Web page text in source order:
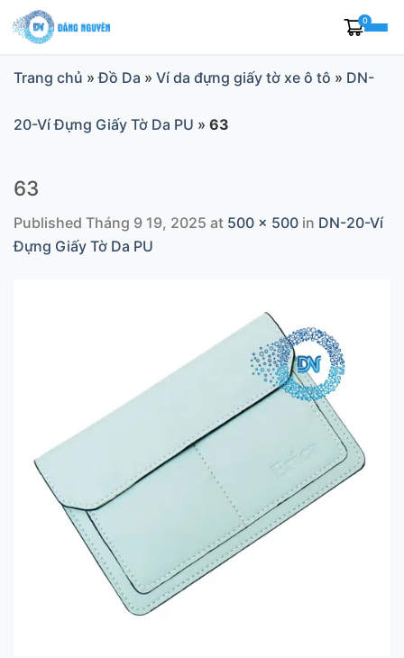
Skip
to
0
Trang chủ »Đồ Da » Ví da đựng giấy tờ xe ô tô » DN-
20-Ví Đựng Giấy Tờ Da PU » 63
63
Published Tháng 9 19, 2025 at 500 × 500 in DN-20-Ví
Đựng Giấy Tờ Da PU